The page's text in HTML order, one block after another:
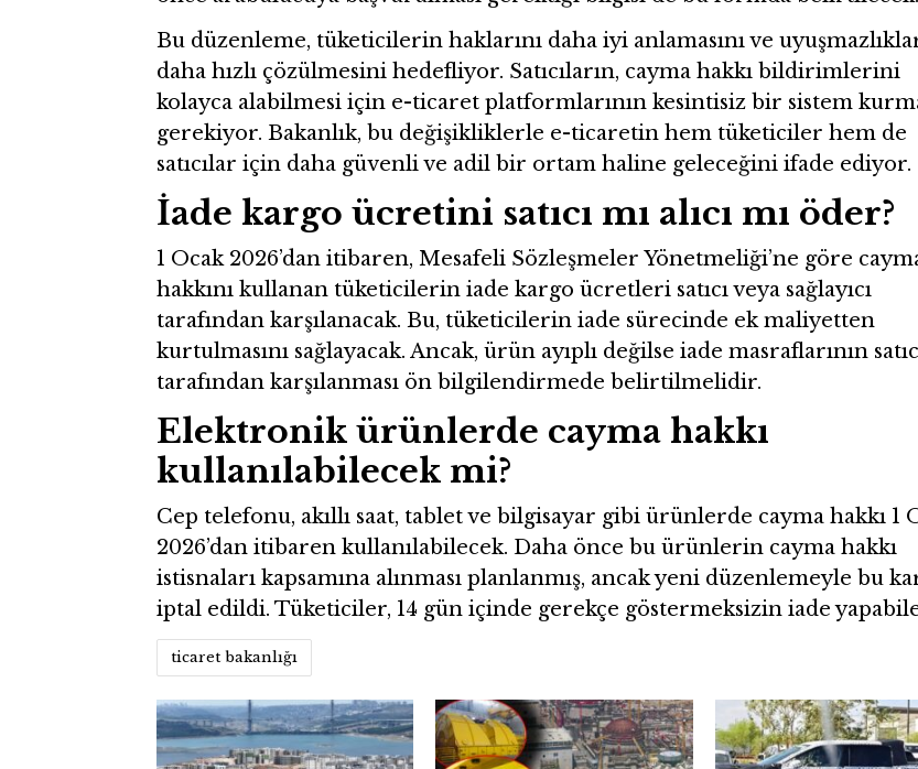
Bu düzenleme, tüketicilerin haklarını daha iyi anlamasını ve
daha hızlı çözülmesini hedefliyor. Satıcıların, cayma hakkı bildirimlerini
kolayca alabilmesi için e-ticaret platformlarının kesintisiz bir sistem
gerekiyor. Bakanlık, bu değişikliklerle e-ticaretin hem tüketiciler hem de
satıcılar için daha güvenli ve adil bir ortam haline geleceğini ifade ediyor.
İade kargo ücretini satıcı mı alıcı mı öder?
1 Ocak 2026’dan itibaren, Mesafeli Sözleşmeler Yönetmeliği’ne göre
hakkını kullanan tüketicilerin iade kargo ücretleri satıcı veya sağlayıcı
tarafından karşılanacak. Bu, tüketicilerin iade sürecinde ek maliyetten
kurtulmasını sağlayacak. Ancak, ürün ayıplı değilse iade masraflarının
tarafından karşılanması ön bilgilendirmede belirtilmelidir.
Elektronik ürünlerde cayma hakkı
kullanılabilecek mi?
Cep telefonu, akıllı saat, tablet ve bilgisayar gibi ürünlerde cayma hakkı 1
2026’dan itibaren kullanılabilecek. Daha önce bu ürünlerin cayma hakkı
istisnaları kapsamına alınması planlanmış, ancak yeni düzenlemeyle bu
iptal edildi. Tüketiciler, 14 gün içinde gerekçe göstermeksizin iade
ticaret bakanlığı